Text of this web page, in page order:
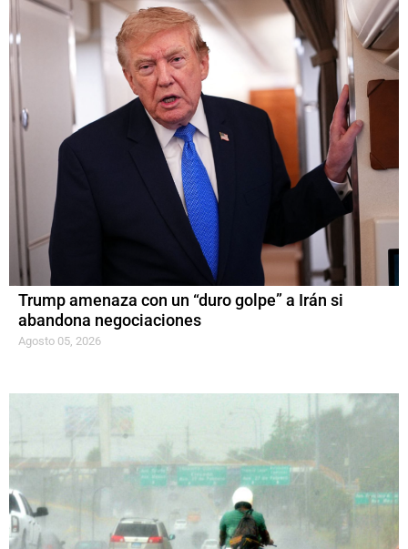
Trump amenaza con un “duro golpe” a Irán si
abandona negociaciones
Agosto 05, 2026